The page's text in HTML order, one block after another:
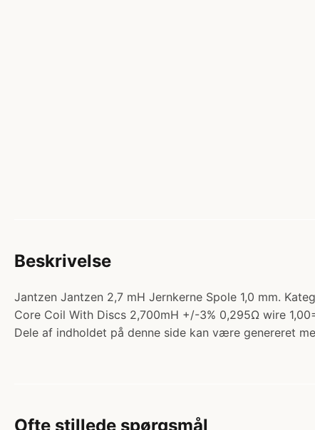
Beskrivelse
Jantzen Jantzen 2,7 mH Jernkerne Spole 1,0 mm.
Core Coil With Discs 2,700mH +/-3% 0,295Ω wire
Dele af indholdet på denne side kan være genereret
Ofte stillede spørgsmål